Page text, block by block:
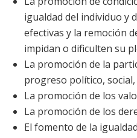
igualdad del individuo y
efectivas y la remoción
impidan o dificulten su
La promoción de la
progreso político,
La promoción de los
La promoción de los
El fomento de la